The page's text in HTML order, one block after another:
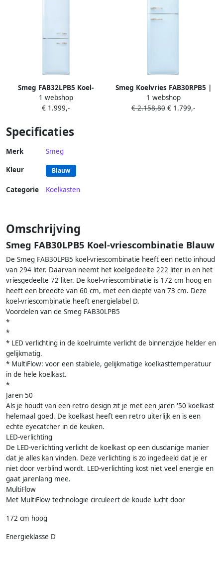
Smeg FAB32LPB5 Koel-
vriescombinatie Blauw
1 webshop
€ 1.999,-
Smeg Koelvries FAB30RPB5 |
Vrijstaande koelkasten |
8017709297794
1 webshop
€ 2.158,80 € 1.799,-
Specificaties
Merk Smeg
Kleur Blauw
Categorie Koelkasten
Omschrijving
Smeg FAB30LPB5 Koel-vriescombinatie Blauw
De Smeg FAB30LPB5 koel-vriescombinatie heeft een netto inhoud
van 294 liter. Daarvan neemt het koelgedeelte 222 liter in en het
vriesgedeelte 72 liter. De koel-vriescombinatie is 172 cm hoog en
heeft een breedte van 60 cm, met een diepte van 73 cm. Deze
koel-vriescombinatie heeft energielabel D.
Voordelen van de Smeg FAB30LPB5
*
*
* LED verlichting in de koelruimte verlicht de binnenzijde helder en
gelijkmatig.
* MultiFlow: voor een stabiele, gelijkmatige koelkasttemperatuur
in de hele koelkast.
*
Jaren 50
Als je houdt van een retro design zit je met een jaren '50 koelkast
helemaal goed. De koelkast heeft een retro uiterlijk en is een
echte eyecatcher in de keuken.
LED-verlichting
De LED-verlichting verlicht de koelkast op een dusdanige manier
dat je alles kan vinden. Deze verlichting is zo ingedeeld dat je er
niet door verblind wordt. LED-verlichting kost niet veel energie en
gaat jarenlang mee.
MultiFlow
Met MultiFlow technologie circuleert de koude lucht door
172 cm hoog
Energieklasse D